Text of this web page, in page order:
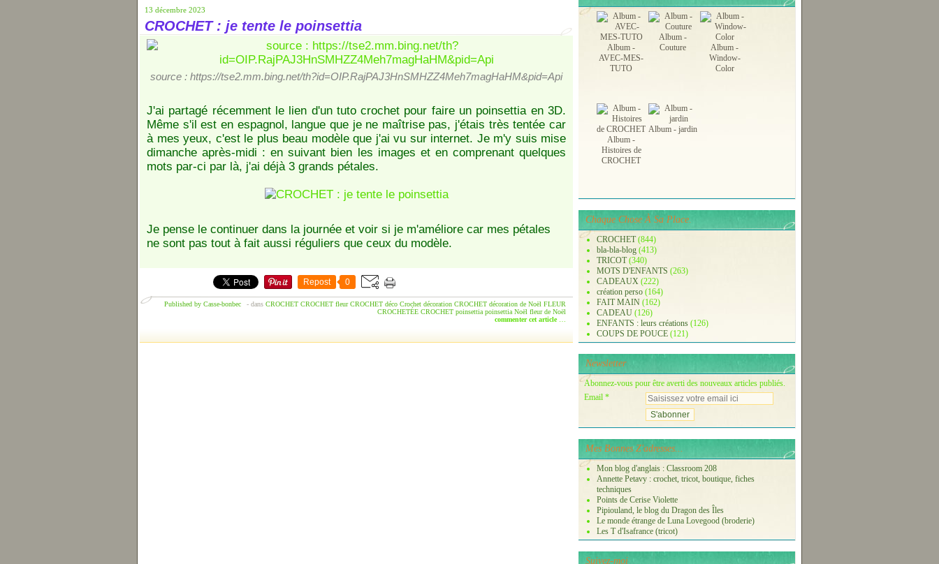
13 décembre 2023
CROCHET : je tente le poinsettia
source : https://tse2.mm.bing.net/th?id=OIP.RajPAJ3HnSMHZZ4Meh7magHaHM&pid=Api
J'ai partagé récemment le lien d'un tuto crochet pour faire un poinsettia en 3D.
Même s'il est en espagnol, langue que je ne maîtrise pas, j'étais très tentée car
à mes yeux, c'est le plus beau modèle que j'ai vu sur internet. Je m'y suis mise
dimanche après-midi : en suivant bien les images et en comprenant quelques
mots par-ci par là, j'ai déjà 3 grands pétales.
Je pense le continuer dans la journée et voir si je m'améliore car mes pétales
ne sont pas tout à fait aussi réguliers que ceux du modèle.
Repost 0
Published by Casse-bonbec - dans CROCHET CROCHET fleur CROCHET déco Crochet décoration CROCHET décoration de Noël FLEUR
CROCHETÉE CROCHET poinsettia poinsettia Noël fleur de Noël
commenter cet article
Album -
AVEC-MES-
TUTO
Album -
Couture
Album -
Window-
Color
Album -
Histoires de
CROCHET
Album - jardin
Chaque Chose À Sa Place.
CROCHET(844)
bla-bla-blog (413)
TRICOT(340)
MOTS D'ENFANTS (263)
CADEAUX (222)
création perso (164)
FAIT MAIN (162)
CADEAU (126)
ENFANTS : leurs créations (126)
COUPS DE POUCE (121)
Newsletter
Abonnez-vous pour être averti des nouveaux articles publiés.
Email
Mes Bonnes Z'adresses...
Mon blog d'anglais : Classroom 208
Annette Petavy : crochet, tricot, boutique, fiches
techniques
Points de Cerise Violette
Pipiouland, le blog du Dragon des Îles
Le monde étrange de Luna Lovegood (broderie)
Les T d'Isafrance (tricot)
Suivez-moi